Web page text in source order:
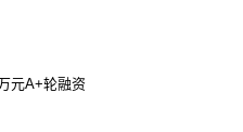
元A+轮融资